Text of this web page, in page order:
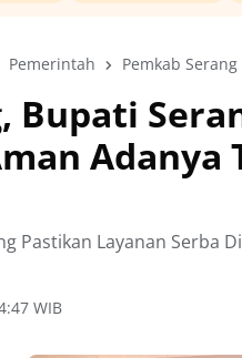
Pemerintah Pemkab Serang
Bupati
Adanya
Pastikan Layanan Serba
WIB